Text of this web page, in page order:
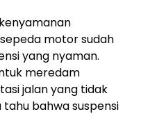
motor sudah
yang nyaman.
meredam
jalan yang tidak
bahwa suspensi